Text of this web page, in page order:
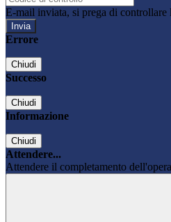
E-mail inviata, si prega di controllare
Errore
Chiudi
Successo
Chiudi
Informazione
Chiudi
Attendere...
Attendere il completamento